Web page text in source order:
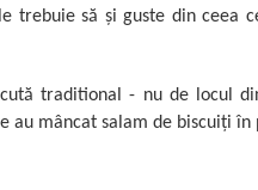
trebuie să și guste din ceea
traditional - nu de locul
mâncat salam de biscuiți în